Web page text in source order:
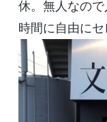
休。無人なの
時間に自由にセ